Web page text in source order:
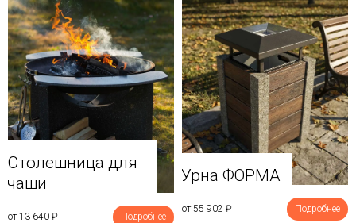
Столешница для
чаши
от 13 640 ₽ Подробнее
Урна ФОРМА
от 55 902 ₽ Подробнее